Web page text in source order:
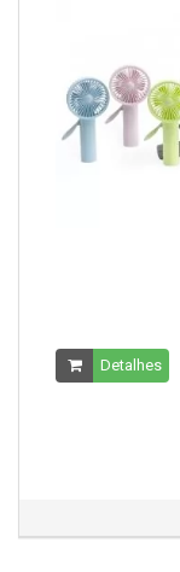
Detalhes